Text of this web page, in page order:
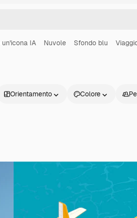
un'icona IA Nuvole Sfondo blu
Orientamento Colore
Prodotti Inizia